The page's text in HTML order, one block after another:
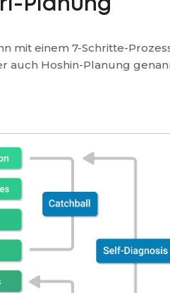
Planung
mit einem 7-Schritte-
auch Hoshin-Planung